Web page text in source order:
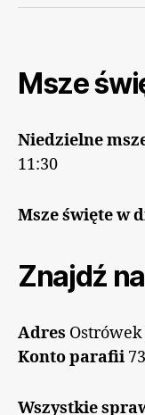
Msze
Niedzielne
11:30
Msze święte w
Znajdź
Adres
Konto parafii
Wszystkie